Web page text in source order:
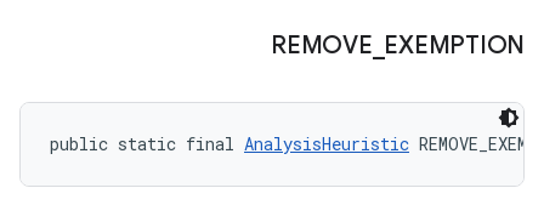
REMOVE EXEMPTION
public static final AnalysisHeuristic